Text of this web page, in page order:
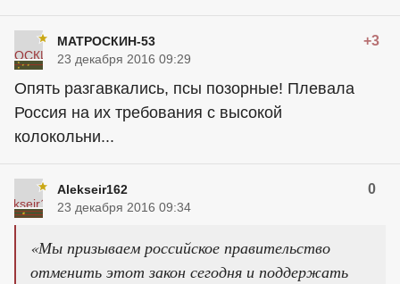
МАТРОСКИН-53 +3
23 декабря 2016 09:29
Опять разгавкались, псы позорные! Плевала
Россия на их требования с высокой
колокольни...
Alekseir162 0
23 декабря 2016 09:34
«Мы призываем российское правительство
отменить этот закон сегодня и поддержать